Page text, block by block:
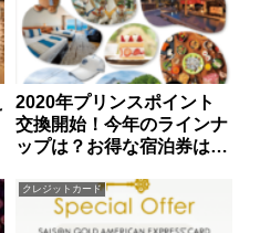
2020年プリンスポイント
交換開始！今年のラインナ
ップは？お得な宿泊券は？
た！
クレジットカード